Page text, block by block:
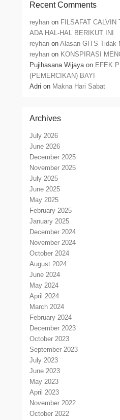
Recent Comments
reyhan on FILSAFAT
ADA HAL-HAL BERIKUT INI
reyhan onAlasan GITS Tidak
reyhan on KONSPIRASI
Pujihasana Wijayaon EFEK
(PEMERCIKAN) BAYI
Adri on Makna Hari Sabat
Archives
July 2026
June 2026
December 2025
November 2025
July 2025
June 2025
May 2025
February 2025
January 2025
December 2024
November 2024
October 2024
August 2024
June 2024
May 2024
April 2024
March 2024
February 2024
December 2023
October 2023
September 2023
July 2023
June 2023
May 2023
April 2023
November 2022
October 2022